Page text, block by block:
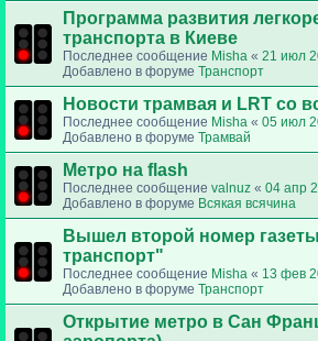
Программа развития
транспорта в Киеве
Последнее сообщение Misha « 21 июл
Добавлено в форуме Транспорт
Новости трамвая и LRT со
Последнее сообщение Misha « 05 июл
Добавлено в форуме Трамвай
Метро на flash
Последнее сообщение valnuz « 04 апр
Добавлено в форуме Всякая всячина
Вышел второй номер
транспорт"
Последнее сообщение Misha « 13 фев
Добавлено в форуме Транспорт
Открытие метро в Сан